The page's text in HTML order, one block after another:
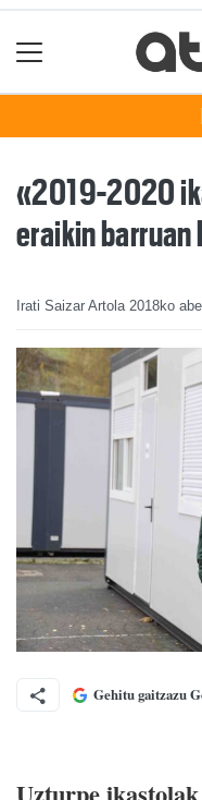
«2019-2020
eraikin barruan
Irati Saizar Artola 2018ko
Gehitu gaitzazu